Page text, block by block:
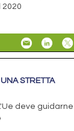
2020
STRETTA
deve